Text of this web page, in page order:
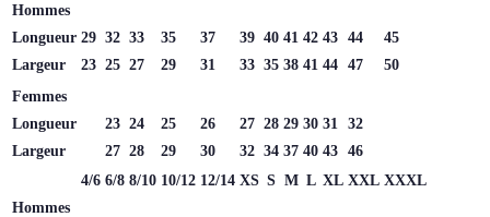
Hommes
Longueur 29 32 33 35 37 39 40 41 42 43 44
45
Largeur
23 25 27 29 31 33 35 38 41 44 47
50
Femmes
Longueur
23 24 25 26 27 28 29 30 31
32
Largeur
27 28 29 30 32 34 37 40 43 46
4/6 6/8 8/10 10/12 12/14 XS S M L XL XXL XXXL
Hommes